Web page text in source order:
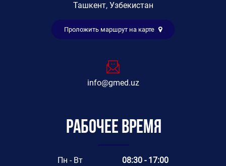
Ташкент, Узбекистан
Проложить маршрут на карте
info@gmed.uz
Рабочее время
Пн - Вт 08:30 - 17:00